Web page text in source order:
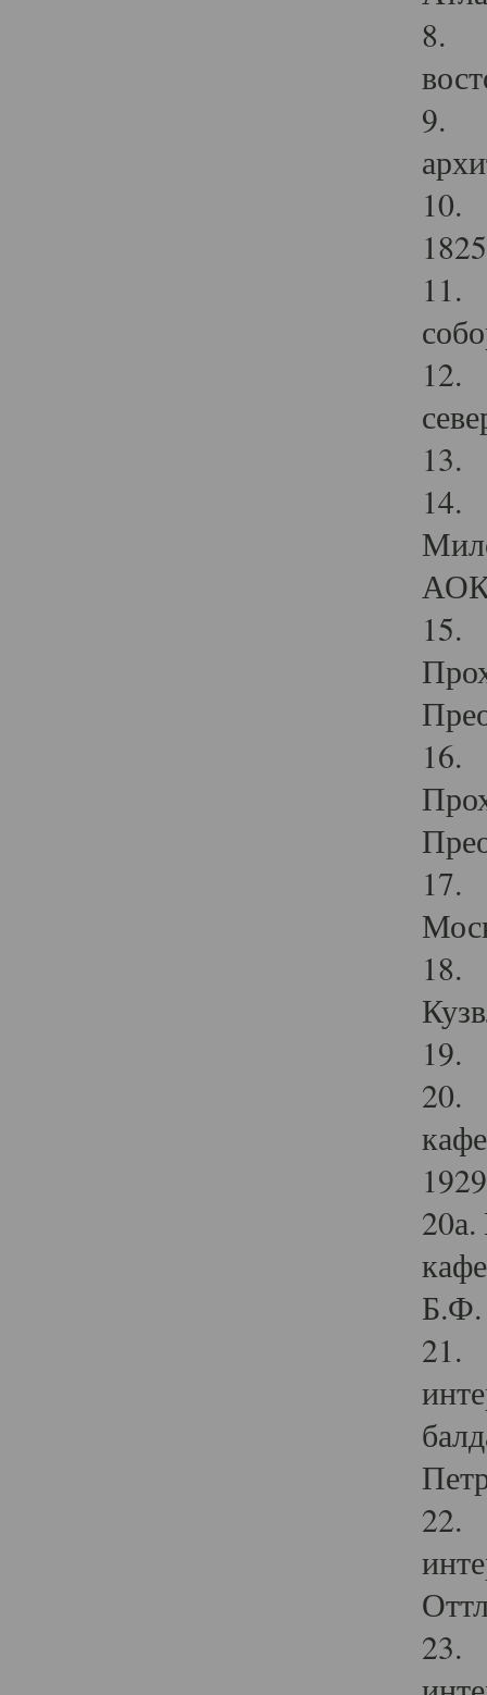
8.
9.
10.
11.
12.
13.
14.
15.
16.
17.
18.
19.
20.
Б.Ф.
21.
22.
23.